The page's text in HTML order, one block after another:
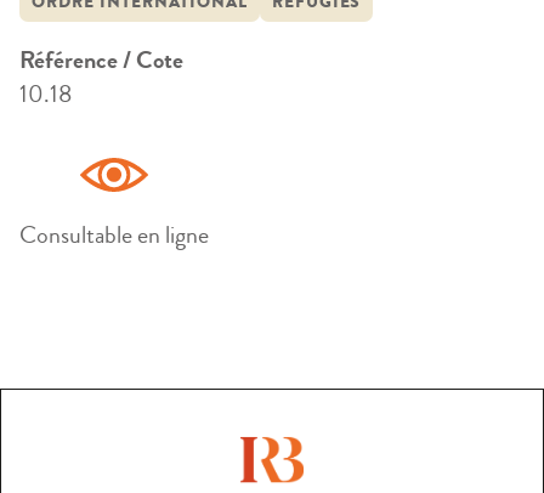
Référence / Cote
10.18
Consultable en ligne